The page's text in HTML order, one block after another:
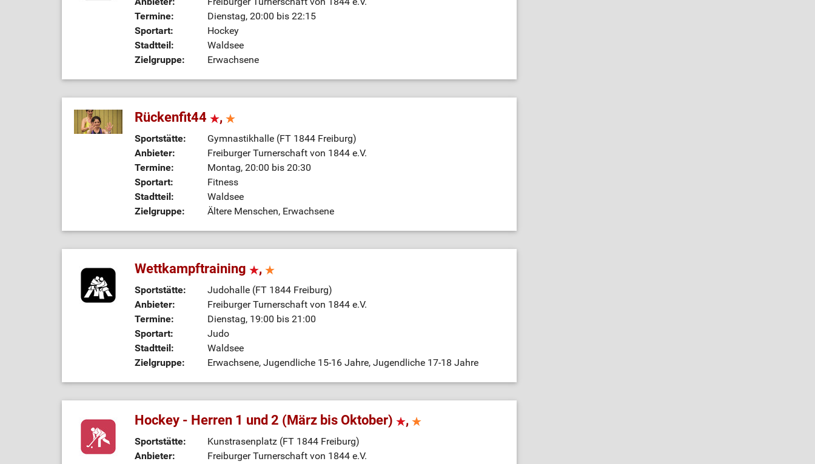
Termine:
Dienstag, 20:00 bis 22:15
Sportart:
Hockey
Stadtteil:
Waldsee
Zielgruppe:
Erwachsene
Rückenfit44 ,
Sportstätte:
Gymnastikhalle (FT 1844 Freiburg)
Anbieter:
Freiburger Turnerschaft von 1844 e.V.
Termine:
Montag, 20:00 bis 20:30
Sportart:
Fitness
Stadtteil:
Waldsee
Zielgruppe:
Ältere Menschen, Erwachsene
Wettkampftraining ,
Sportstätte:
Judohalle (FT 1844 Freiburg)
Anbieter:
Freiburger Turnerschaft von 1844 e.V.
Termine:
Dienstag, 19:00 bis 21:00
Sportart:
Judo
Stadtteil:
Waldsee
Zielgruppe:
Erwachsene, Jugendliche 15-16 Jahre, Jugendliche 17-18 Jahre
Hockey - Herren 1 und 2 (März bis Oktober) ,
Sportstätte:
Kunstrasenplatz (FT 1844 Freiburg)
Anbieter:
Freiburger Turnerschaft von 1844 e.V.